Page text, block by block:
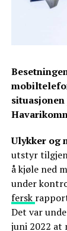
Ulykker og
utstyr
å kjøle ned
under
fersk
Det var
juni 2022 at